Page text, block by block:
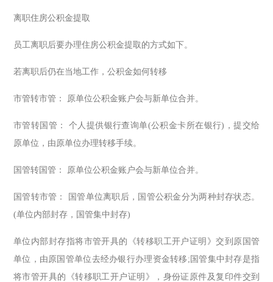
离职住房公积金提取
员工离职后要办理住房公积金提取的方式如下。
若离职后仍在当地工作，公积金如何转移
市管转市管： 原单位公积金账户会与新单位合并。
市管转国管： 个人提供银行查询单(公积金卡所在银行)，提交给
原单位，由原单位办理转移手续。
国管转国管： 原单位公积金账户会与新单位合并。
国管转市管： 国管单位离职后，国管公积金分为两种封存状态。
(单位内部封存，国管集中封存)
单位内部封存指将市管开具的《转移职工开户证明》交到原国管
单位，由原国管单位去经办银行办理资金转移;国管集中封存是指
将市管开具的《转移职工开户证明》，身份证原件及复印件交到